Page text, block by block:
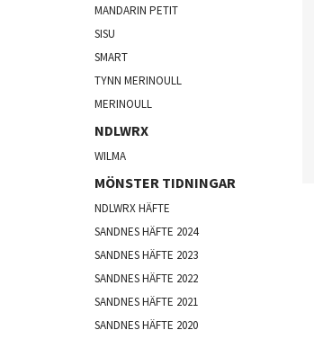
MANDARIN PETIT
SISU
SMART
TYNN MERINOULL
MERINOULL
NDLWRX
WILMA
MÖNSTER TIDNINGAR
NDLWRX HÄFTE
SANDNES HÄFTE 2024
SANDNES HÄFTE 2023
SANDNES HÄFTE 2022
SANDNES HÄFTE 2021
SANDNES HÄFTE 2020